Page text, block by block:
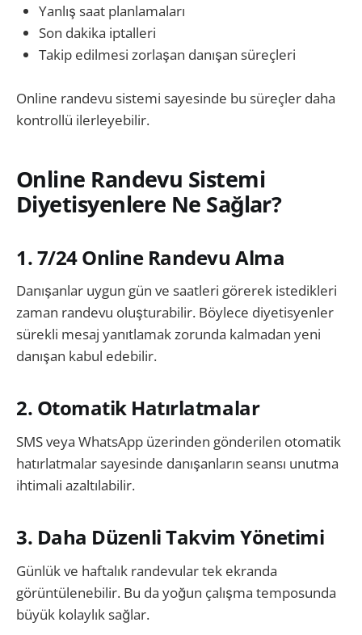
Yanlış saat planlamaları
Son dakika iptalleri
Takip edilmesi zorlaşan danışan süreçleri
Online randevu sistemi sayesinde bu süreçler daha
kontrollü ilerleyebilir.
Online Randevu Sistemi
Diyetisyenlere Ne Sağlar?
1. 7/24 Online Randevu Alma
Danışanlar uygun gün ve saatleri görerek istedikleri
zaman randevu oluşturabilir. Böylece diyetisyenler
sürekli mesaj yanıtlamak zorunda kalmadan yeni
danışan kabul edebilir.
2. Otomatik Hatırlatmalar
SMS veya WhatsApp üzerinden gönderilen otomatik
hatırlatmalar sayesinde danışanların seansı unutma
ihtimali azaltılabilir.
3. Daha Düzenli Takvim Yönetimi
Günlük ve haftalık randevular tek ekranda
görüntülenebilir. Bu da yoğun çalışma temposunda
büyük kolaylık sağlar.